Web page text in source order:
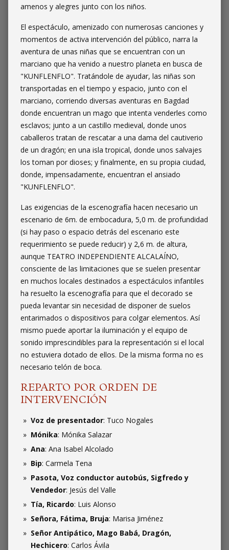
amenos y alegres junto con los niños.
El espectáculo, amenizado con numerosas canciones y
momentos de activa intervención del público, narra la
aventura de unas niñas que se encuentran con un
marciano que ha venido a nuestro planeta en busca de
"KUNFLENFLO". Tratándole de ayudar, las niñas son
transportadas en el tiempo y espacio, junto con el
marciano, corriendo diversas aventuras en Bagdad
donde encuentran un mago que intenta venderles como
esclavos; junto a un castillo medieval, donde unos
caballeros tratan de rescatar a una dama del cautiverio
de un dragón; en una isla tropical, donde unos salvajes
los toman por dioses; y finalmente, en su propia ciudad,
donde, impensadamente, encuentran el ansiado
"KUNFLENFLO".
Las exigencias de la escenografía hacen necesario un
escenario de 6m. de embocadura, 5,0 m. de profundidad
(si hay paso o espacio detrás del escenario este
requerimiento se puede reducir) y 2,6 m. de altura,
aunque TEATRO INDEPENDIENTE ALCALAÍNO,
consciente de las limitaciones que se suelen presentar
en muchos locales destinados a espectáculos infantiles
ha resuelto la escenografía para que el decorado se
pueda levantar sin necesidad de disponer de suelos
entarimados o dispositivos para colgar elementos. Así
mismo puede aportar la iluminación y el equipo de
sonido imprescindibles para la representación si el local
no estuviera dotado de ellos. De la misma forma no es
necesario telón de boca.
REPARTO POR ORDEN DE
INTERVENCIÓN
Voz de presentador: Tuco Nogales
Mónika: Mónika Salazar
Ana: Ana Isabel Alcolado
Bip: Carmela Tena
Pasota, Voz conductor autobús, Sigfredo y
Vendedor: Jesús del Valle
Tía, Ricardo: Luis Alonso
Señora, Fátima, Bruja: Marisa Jiménez
Señor Antipático, Mago Babá, Dragón,
Hechicero: Carlos Ávila